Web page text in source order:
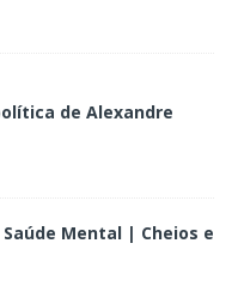
de Alexandre
Mental | Cheios e